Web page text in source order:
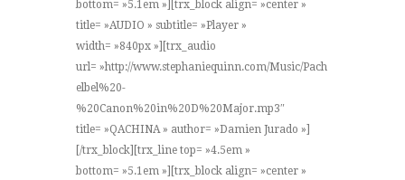
bottom= »5.1em »][trx_block align= »center »
title= »AUDIO » subtitle= »Player »
width= »840px »][trx_audio
url= »http://www.stephaniequinn.com/Music/Pach
elbel%20-
%20Canon%20in%20D%20Major.mp3″
title= »QACHINA » author= »Damien Jurado »]
[/trx_block][trx_line top= »4.5em »
bottom= »5.1em »][trx_block align= »center »